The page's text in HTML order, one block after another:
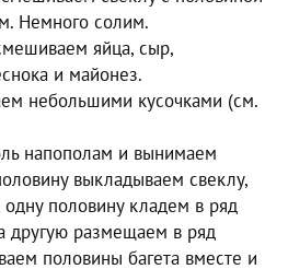
Немного солим.
яйца, сыр,
и майонез.
небольшими кусочками (см.
напополам и вынимаем
выкладываем свеклу,
половину кладем в ряд
другую размещаем в ряд
половины багета вместе и